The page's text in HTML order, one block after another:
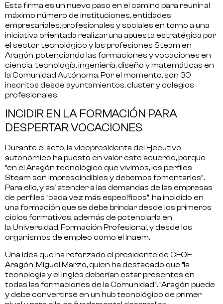
Esta firma es un nuevo paso en el camino para reunir al
máximo número de instituciones, entidades
empresariales, profesionales y sociales en torno a una
iniciativa orientada realizar una apuesta estratégica por
el sector tecnológico y las profesiones Steam en
Aragón, potenciando las formaciones y vocaciones en
ciencia, tecnología, ingeniería, diseño y matemáticas en
la Comunidad Autónoma. Por el momento, son 30
inscritos desde ayuntamientos, cluster y colegios
profesionales.
INCIDIR EN LA FORMACIÓN PARA
DESPERTAR VOCACIONES
Durante el acto, la vicepresidenta del Ejecutivo
autonómico ha puesto en valor este acuerdo, porque
“en el Aragón tecnológico que vivimos, los perfiles
Steam son imprescindibles y debemos fomentarlos”.
Para ello, y así atender a las demandas de las empresas
de perfiles “cada vez más específicos”, ha incidido en
una formación que se debe brindar desde los primeros
ciclos formativos, además de potenciarla en
la Universidad, Formación Profesional, y desde los
organismos de empleo como el Inaem.
Una idea que ha reforzado el presidente de CEOE
Aragón, Miguel Marzo, quien ha destacado que “la
tecnología y el inglés deberían estar presentes en
todas las formaciones de la Comunidad”. “Aragón puede
y debe convertirse en un hub tecnológico de primer